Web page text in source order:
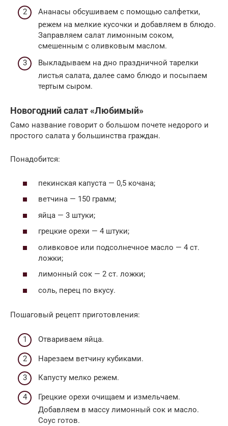
Ананасы обсушиваем с помощью салфетки,
режем на мелкие кусочки и добавляем в блюдо.
Заправляем салат лимонным соком,
смешенным с оливковым маслом.
Выкладываем на дно праздничной тарелки
листья салата, далее само блюдо и посыпаем
тертым сыром.
Новогодний салат «Любимый»
Само название говорит о большом почете недорого и
простого салата у большинства граждан.
Понадобится:
пекинская капуста — 0,5 кочана;
ветчина — 150 грамм;
яйца — 3 штуки;
грецкие орехи — 4 штуки;
оливковое или подсолнечное масло — 4 ст.
ложки;
лимонный сок — 2 ст. ложки;
соль, перец по вкусу.
Пошаговый рецепт приготовления:
Отвариваем яйца.
Нарезаем ветчину кубиками.
Капусту мелко режем.
Грецкие орехи очищаем и измельчаем.
Добавляем в массу лимонный сок и масло.
Соус готов.